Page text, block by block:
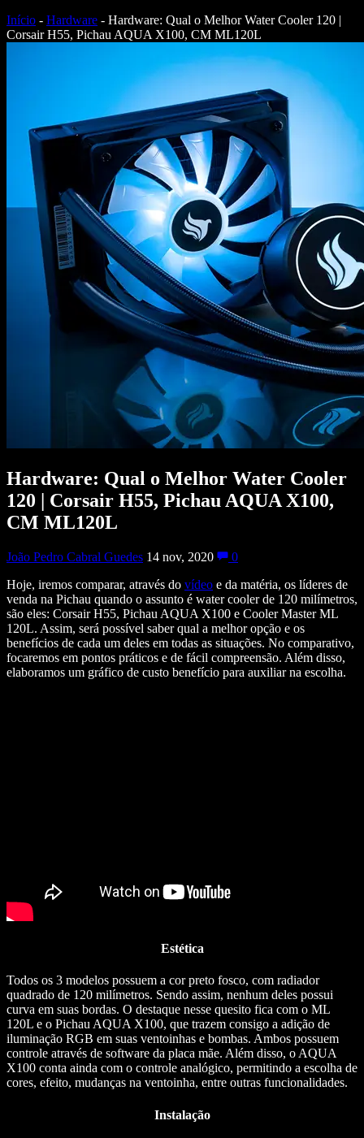
Início - Hardware - Hardware: Qual o Melhor Water Cooler 120 |
Corsair H55, Pichau AQUA X100, CM ML120L
Hardware: Qual o Melhor Water Cooler
120 | Corsair H55, Pichau AQUA X100,
CM ML120L
João Pedro Cabral Guedes 14 nov, 2020
0
Hoje, iremos comparar, através do vídeo e da matéria, os líderes de
venda na Pichau quando o assunto é water cooler de 120 milímetros,
são eles: Corsair H55, Pichau AQUA X100 e Cooler Master ML
120L. Assim, será possível saber qual a melhor opção e os
benefícios de cada um deles em todas as situações. No comparativo,
focaremos em pontos práticos e de fácil compreensão. Além disso,
elaboramos um gráfico de custo benefício para auxiliar na escolha.
Estética
Todos os 3 modelos possuem a cor preto fosco, com radiador
quadrado de 120 milímetros. Sendo assim, nenhum deles possui
curva em suas bordas. O destaque nesse quesito fica com o ML
120L e o Pichau AQUA X100, que trazem consigo a adição de
iluminação RGB em suas ventoinhas e bombas. Ambos possuem
controle através de software da placa mãe. Além disso, o AQUA
X100 conta ainda com o controle analógico, permitindo a escolha de
cores, efeito, mudanças na ventoinha, entre outras funcionalidades.
Instalação